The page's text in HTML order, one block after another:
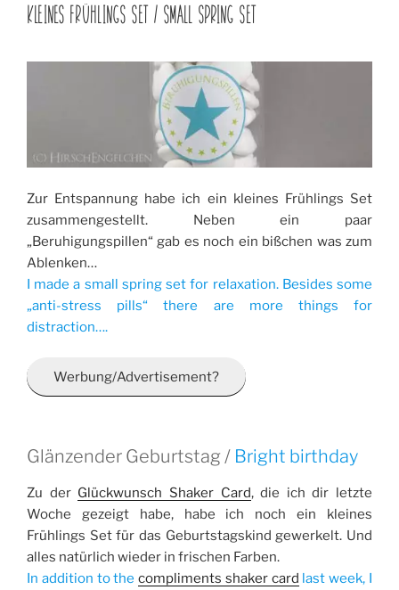
AM
KLEINES FRÜHLINGS SET / SMALL SPRING SET
Zur Entspannung habe ich ein kleines Frühlings Set
zusammengestellt. Neben ein paar
„Beruhigungspillen“ gab es noch ein bißchen was zum
Ablenken…
I made a small spring set for relaxation. Besides some
„anti-stress pills“ there are more things for
distraction….
Werbung/Advertisement?
Glänzender Geburtstag / Bright birthday
Zu der Glückwunsch Shaker Card, die ich dir letzte
Woche gezeigt habe, habe ich noch ein kleines
Frühlings Set für das Geburtstagskind gewerkelt. Und
alles natürlich wieder in frischen Farben.
In addition to thecompliments shaker card last week, I